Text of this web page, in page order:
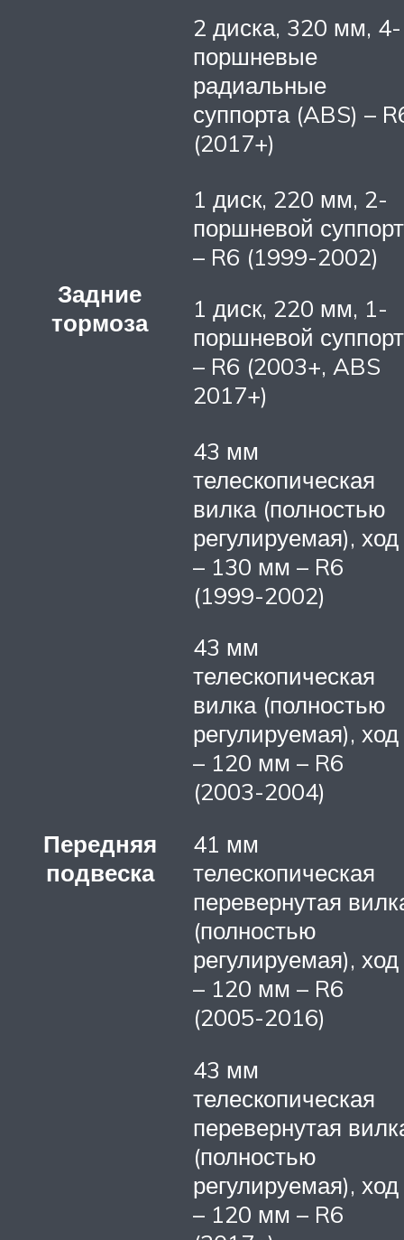
2 диска, 320 мм, 4-
поршневые
радиальные
суппорта (ABS) –
(2017+)
Задние
тормоза
1 диск, 220 мм, 2-
поршневой суппорт
– R6 (1999-2002)
1 диск, 220 мм, 1-
поршневой суппорт
– R6 (2003+, ABS
2017+)
Передняя
подвеска
43 мм
телескопическая
вилка (полностью
регулируемая), ход
– 130 мм – R6
(1999-2002)
43 мм
телескопическая
вилка (полностью
регулируемая), ход
– 120 мм – R6
(2003-2004)
41 мм
телескопическая
перевернутая
(полностью
регулируемая), ход
– 120 мм – R6
(2005-2016)
43 мм
телескопическая
перевернутая
(полностью
регулируемая), ход
– 120 мм – R6